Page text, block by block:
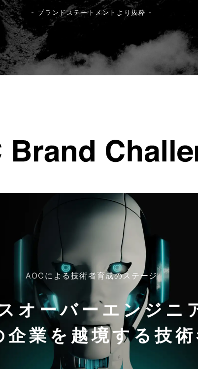
- ブランドステートメントより抜粋 -
AOCによる技術者育成のステージ
オーバーエンジニ
業を 越境する技